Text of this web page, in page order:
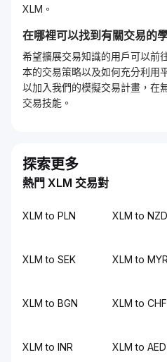
XLM。
在哪裡可以找到有關交易的
希望擴展交易知識的用戶可以前
本的交易策略以及如何充分利用
以加入我們的模擬交易計畫，在
交易技能。
探索更多
熱門 XLM 交易對
XLM to PLN XLM to NZD
XLM to SEK XLM to MYR
XLM to BGN XLM to CHF
XLM to INR XLM to AED